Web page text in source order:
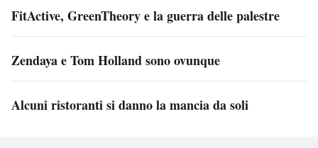
FitActive, GreenTheory e la guerra delle palestre
Zendaya e Tom Holland sono ovunque
Alcuni ristoranti si danno la mancia da soli